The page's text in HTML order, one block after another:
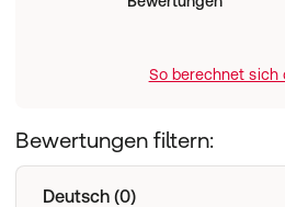
Außerhalb der Reichweite von
verschlossen lagern.
60St
Herstellerdaten
So berechnet sich
Bewertungen filtern:
Deutsch (0)